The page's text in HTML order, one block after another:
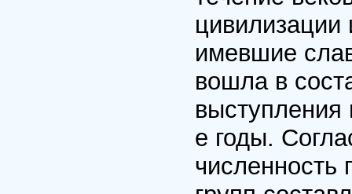
цивилизации
имевшие
вошла в
е годы.
численность